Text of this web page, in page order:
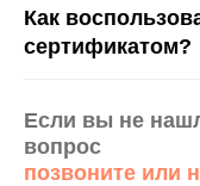
Как
сертификатом?
Если вы не
вопрос
позвоните или